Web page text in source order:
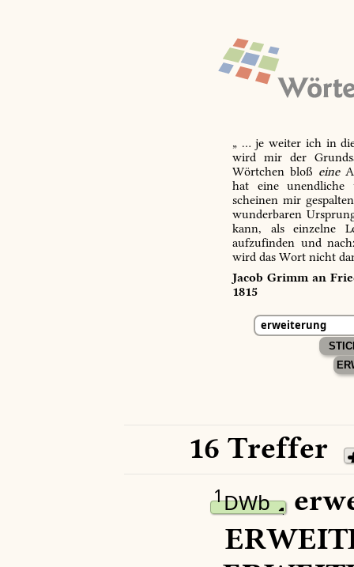
„ … je weiter ich in
wird mir der
Wörtchen bloß eine
hat eine unendliche
scheinen mir
wunderbaren
kann, als einzelne
aufzufinden und
wird das Wort nicht
Jacob Grimm an
1815
16 Treffer
1DWb